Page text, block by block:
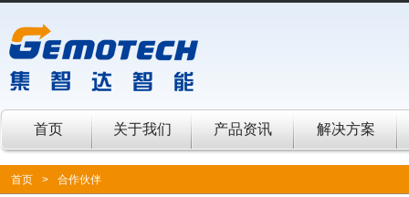
首页 关于我们 产品资讯 解决方案
首页 > 合作伙伴